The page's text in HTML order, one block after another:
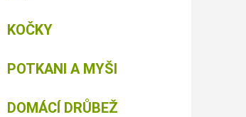
KOČKY
POTKANI A MYŠI
DOMÁCÍ DRŮBEŽ